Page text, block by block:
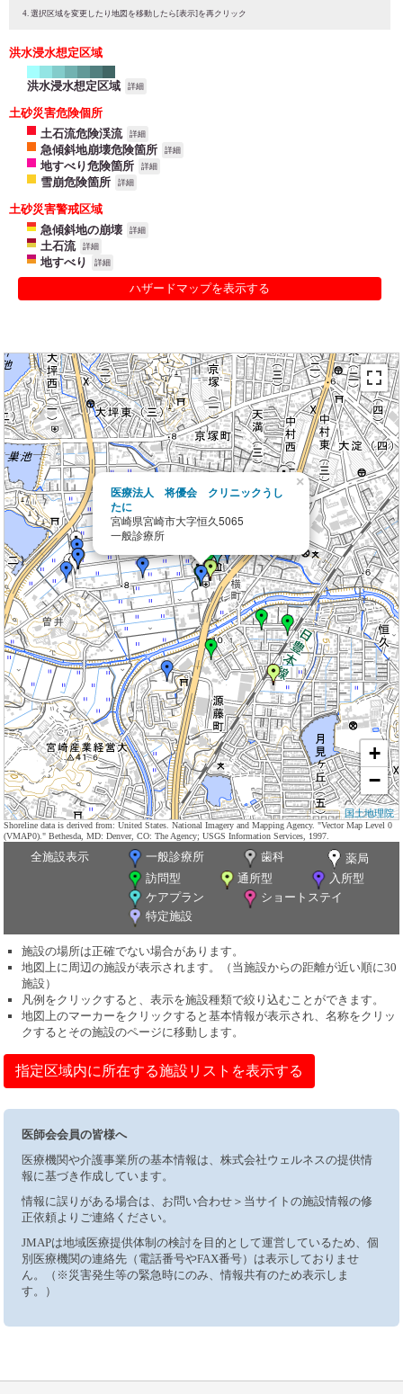
選択区域を変更したり地図を移動したら[表示]を再クリック
洪水浸水想定区域
洪水浸水想定区域 詳細
土砂災害危険個所
土石流危険渓流
詳細
急傾斜地崩壊危険箇所 詳細
地すべり危険箇所 詳細
雪崩危険箇所 詳細
土砂災害警戒区域
急傾斜地の崩壊
詳細
土石流 詳細
地すべり 詳細
ハザードマップを表示する
医療法人 将優会 クリニックうし
たに
宮崎県宮崎市大字恒久5065
一般診療所
×
+
−
国土地理院
Shoreline data is derived from: United States. National Imagery and Mapping Agency. "Vector Map Level 0
(VMAP0)." Bethesda, MD: Denver, CO: The Agency; USGS Information Services, 1997.
全施設表示 一般診療所 歯科
薬局
訪問型
通所型
入所型
ケアプラン
ショートステイ
特定施設
施設の場所は正確でない場合があります。
地図上に周辺の施設が表示されます。（当施設からの距離が近い順に30
施設）
凡例をクリックすると、表示を施設種類で絞り込むことができます。
地図上のマーカーをクリックすると基本情報が表示され、名称をクリッ
クするとその施設のページに移動します。
指定区域内に所在する施設リストを表示する
医師会会員の皆様へ
医療機関や介護事業所の基本情報は、株式会社ウェルネスの提供情
報に基づき作成しています。
情報に誤りがある場合は、お問い合わせ＞当サイトの施設情報の修
正依頼よりご連絡ください。
JMAPは地域医療提供体制の検討を目的として運営しているため、個
別医療機関の連絡先（電話番号やFAX番号）は表示しておりませ
ん。（※災害発生等の緊急時にのみ、情報共有のため表示しま
す。）